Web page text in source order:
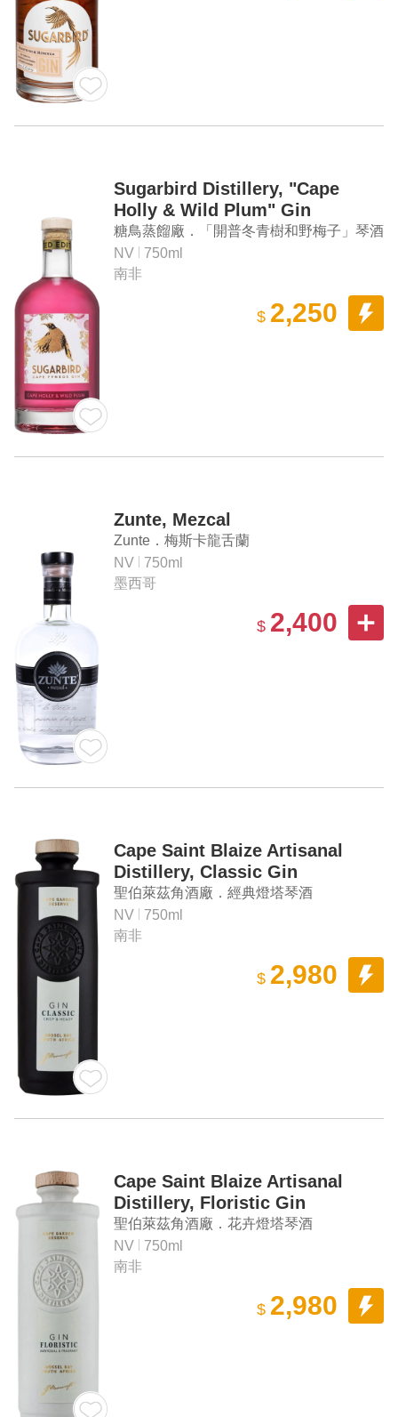
Sugarbird Distillery, "Cape
Holly & Wild Plum" Gin
糖鳥蒸餾廠．「開普冬青樹和野梅子」琴酒
NV
750ml
南非
$ 2,250
Zunte, Mezcal
Zunte．梅斯卡龍舌蘭
NV
750ml
墨西哥
$ 2,400
Cape Saint Blaize Artisanal
Distillery, Classic Gin
聖伯萊茲角酒廠．經典燈塔琴酒
NV
750ml
南非
$ 2,980
Cape Saint Blaize Artisanal
Distillery, Floristic Gin
聖伯萊茲角酒廠．花卉燈塔琴酒
NV
750ml
南非
$ 2,980